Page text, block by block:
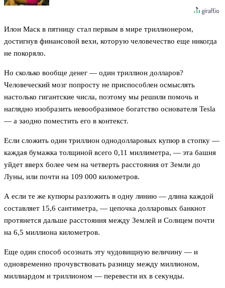
Илон Маск в пятницу стал первым в мире триллионером,
достигнув финансовой вехи, которую человечество еще никогда
не покоряло.
Но сколько вообще денег — один триллион долларов?
Человеческий мозг попросту не приспособлен осмыслять
настолько гигантские числа, поэтому мы решили помочь и
наглядно изобразить невообразимое богатство основателя Tesla
— а заодно поместить его в контекст.
Если сложить один триллион однодолларовых купюр в стопку —
каждая бумажка толщиной всего 0,11 миллиметра, — эта башня
уйдет вверх более чем на четверть расстояния от Земли до
Луны, или почти на 109 000 километров.
А если те же купюры разложить в одну линию — длина каждой
составляет 15,6 сантиметра, — цепочка долларовых банкнот
протянется дальше расстояния между Землей и Солнцем почти
на 6,5 миллиона километров.
Еще один способ осознать эту чудовищную величину — и
одновременно прочувствовать разницу между миллионом,
миллиардом и триллионом — перевести их в секунды.